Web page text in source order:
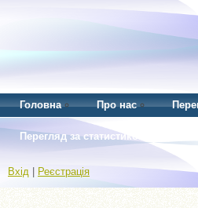
Головна Про нас
Перегляд за статистикою
Вхід Реєстрація